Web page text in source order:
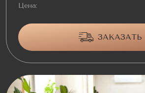
Цена:
ЗАКАЗАТЬ